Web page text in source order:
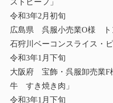
ストビーフ」
令和3年2月初旬
広島県 呉服小売業O様 ト
石狩川ベーコンスライス・
令和3年1月下旬
大阪府 宝飾・呉服卸売業
牛 すき焼き肉」
令和3年1月下旬